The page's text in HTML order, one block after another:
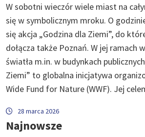
W sobotni wieczór wiele miast na
się w symbolicznym mroku. O
się akcja „Godzina dla Ziemi”, do
dołącza także Poznań. W jej ramach
światła m.in. w budynkach
Ziemi” to globalna inicjatywa
Wide Fund for Nature (WWF). Jej
28 marca 2026
Najnowsze